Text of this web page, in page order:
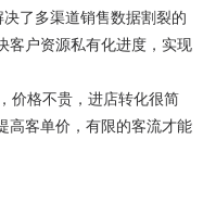
了多渠道销售数据割裂的
客户资源私有化进度，实现
价格不贵，进店转化很简
高客单价，有限的客流才能